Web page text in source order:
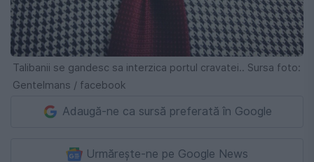
Talibanii se gandesc sa interzica portul cravatei.. Sursa foto:
Gentelmans / facebook
Adaugă-ne ca sursă preferată în Google
Urmărește-ne pe Google News